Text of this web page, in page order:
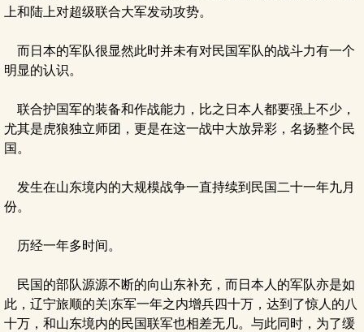
上和陆上对超级联合大军发动攻势。
而日本的军队很显然此时并未有对民国军队的战斗力有一个
明显的认识。
联合护国军的装备和作战能力，比之日本人都要强上不少，
尤其是虎狼独立师团，更是在这一战中大放异彩，名扬整个民
国。
发生在山东境内的大规模战争一直持续到民国二十一年九月
份。
历经一年多时间。
民国的部队源源不断的向山东补充，而日本人的军队亦是如
此，辽宁旅顺的关|东军一年之内增兵四十万，达到了惊人的八
十万，和山东境内的民国联军也相差无几。与此同时，为了缓